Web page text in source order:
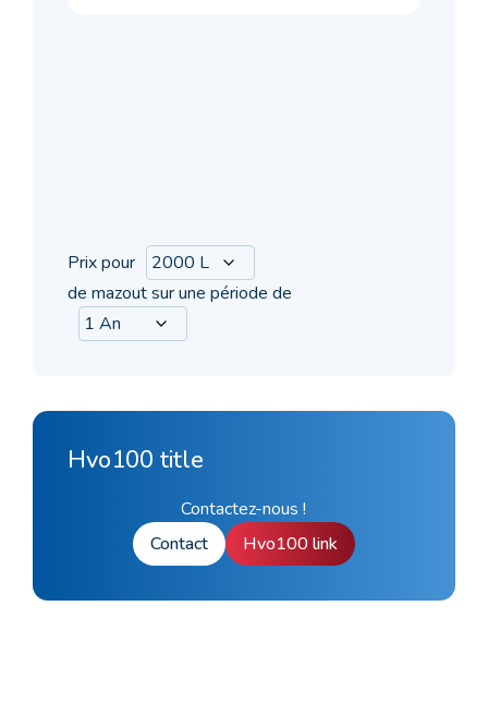
Prix pour
de mazout sur une période de
Hvo100 title
Contactez-nous !
Contact
Hvo100 link